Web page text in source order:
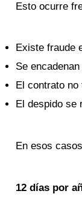
Esto ocurre
Existe fraude
Se
El contrato
El despido se
En esos
12 días por